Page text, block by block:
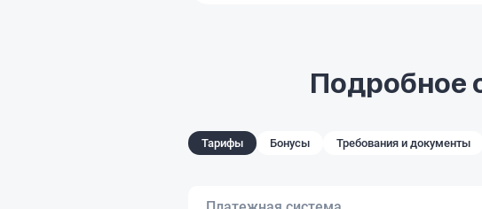
Подробное
Тарифы Бонусы Требования и документы